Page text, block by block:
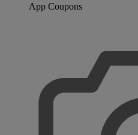
App Coupons